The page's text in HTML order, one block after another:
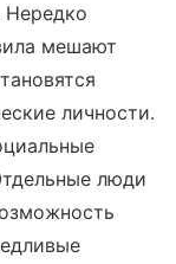
мешают
личности.
люди